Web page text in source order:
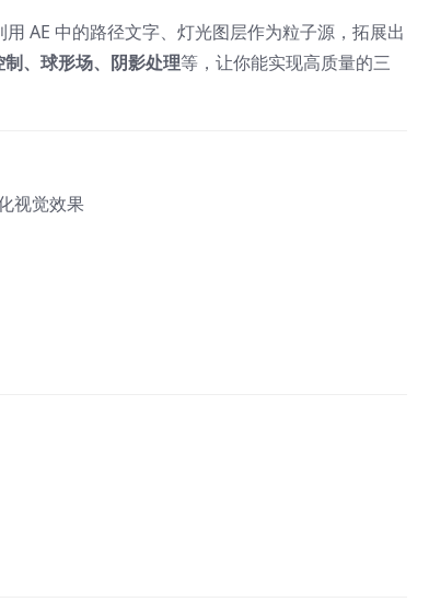
AE 中的路径文字、灯光图层作为粒子源，拓展出
、球形场、阴影处理等，让你能实现高质量的三
视觉效果